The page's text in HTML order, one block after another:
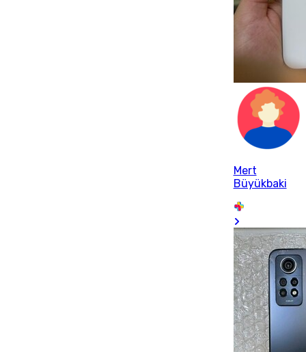
Mert
Büyükbaki